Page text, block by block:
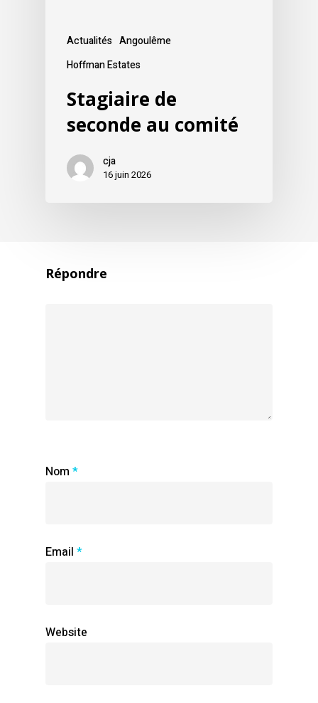
Actualités Angoulême
Hoffman Estates
Stagiaire de
seconde au comité
cja
16 juin 2026
Répondre
Nom *
Email *
Website